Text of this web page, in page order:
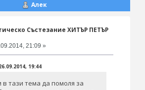
Алек
Състезание ХИТЪР ПЕТЪР
21:09 »
19:44
тази тема да помоля за